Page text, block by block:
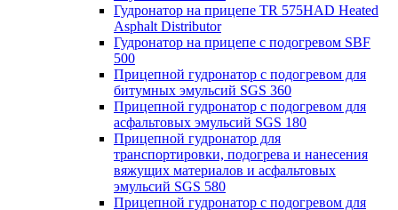
Гудронатор на прицепе TR 575HAD Heated
Asphalt Distributor
Гудронатор на прицепе с подогревом SBF
500
Прицепной гудронатор с подогревом для
битумных эмульсий SGS 360
Прицепной гудронатор с подогревом для
асфальтовых эмульсий SGS 180
Прицепной гудронатор для
транспортировки, подогрева и нанесения
вяжущих материалов и асфальтовых
эмульсий SGS 580
Прицепной гудронатор с подогревом для